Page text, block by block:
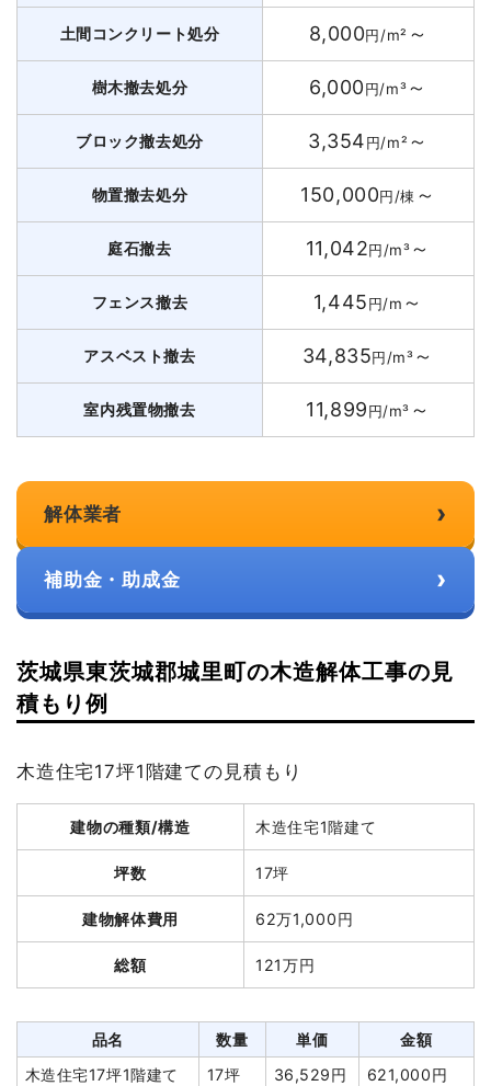
土間コンクリート処分 8,000円/m² ～
樹木撤去処分 6,000円/m³～
ブロック撤去処分 3,354円/m² ～
物置撤去処分 150,000円/棟 ～
庭石撤去 11,042円/m³～
フェンス撤去 1,445円/m ～
アスベスト撤去 34,835円/m³～
室内残置物撤去 11,899円/m³ ～
解体業者 ›
補助金・助成金 ›
茨城県東茨城郡城里町の木造解体工事の見
積もり例
木造住宅17坪1階建ての見積もり
建物の種類/構造 木造住宅1階建て
坪数 17坪
建物解体費用 62万1,000円
総額 121万円
品名 数量 単価
金額
木造住宅17坪1階建て
17坪 36,529円
621,000円